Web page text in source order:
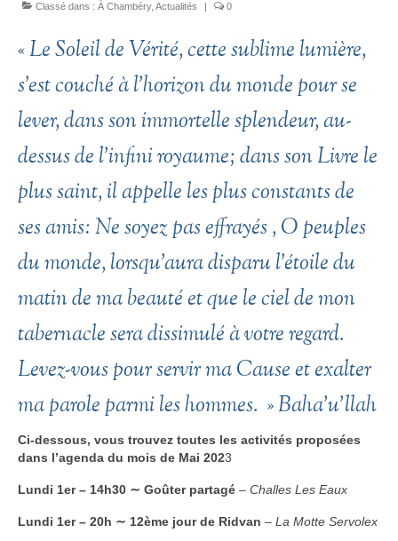
Classé dans : À Chambéry, Actualités | 0
« Le Soleil de Vérité, cette sublime lumière,
s’est couché à l’horizon du monde pour se
lever, dans son immortelle splendeur, au-
dessus de l’infini royaume; dans son Livre le
plus saint, il appelle les plus constants de
ses amis: Ne soyez pas effrayés , O peuples
du monde, lorsqu’aura disparu l’étoile du
matin de ma beauté et que le ciel de mon
tabernacle sera dissimulé à votre regard.
Levez-vous pour servir ma Cause et exalter
ma parole parmi les hommes. »Baha’u’llah
Ci-dessous, vous trouvez toutes les activités proposées
dans l’agenda du mois de Mai 2023
Lundi 1er – 14h30 ∼ Goûter partagé – Challes Les Eaux
Lundi 1er – 20h ∼ 12ème jour de Ridvan – La Motte Servolex